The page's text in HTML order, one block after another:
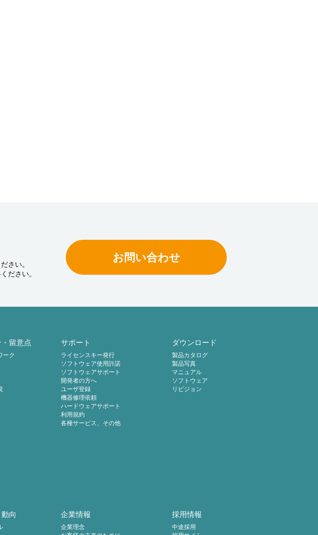
さい。
ださい。
お問い合わせ
留意点
ーク
サポート
ライセンスキー発行
ソフトウェア使用許諾
ソフトウェアサポート
開発者の方へ
ユーザ登録
機器修理依頼
ハードウェアサポート
利用規約
各種サービス、その他
ダウンロード
製品カタログ
製品写真
マニュアル
ソフトウェア
リビジョン
向 企業情報
企業理念
採用情報
中途採用